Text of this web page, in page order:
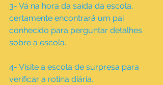
3- Vá na hora da saída da escola,
certamente encontrará um pai
conhecido para perguntar detalhes
sobre a escola.
4- Visite a escola de surpresa para
verificar a rotina diária.